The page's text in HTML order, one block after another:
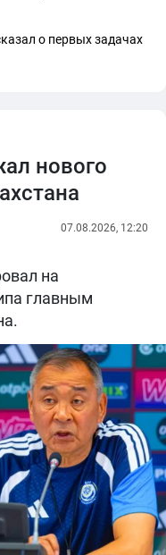
о первых задачах
нового
07.08.2026, 12:20
на
главным